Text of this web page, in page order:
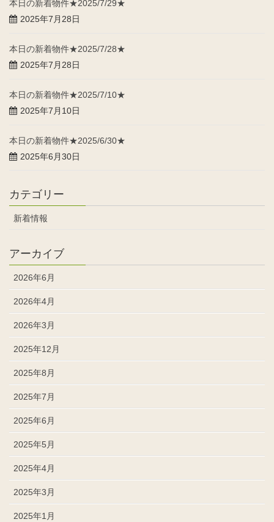
本日の新着物件★2025/7/29★
2025年7月28日
本日の新着物件★2025/7/28★
2025年7月28日
本日の新着物件★2025/7/10★
2025年7月10日
本日の新着物件★2025/6/30★
2025年6月30日
カテゴリー
新着情報
アーカイブ
2026年6月
2026年4月
2026年3月
2025年12月
2025年8月
2025年7月
2025年6月
2025年5月
2025年4月
2025年3月
2025年1月